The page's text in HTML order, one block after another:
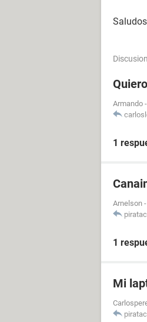
Armando -
1
Arnelson -
1
Mi